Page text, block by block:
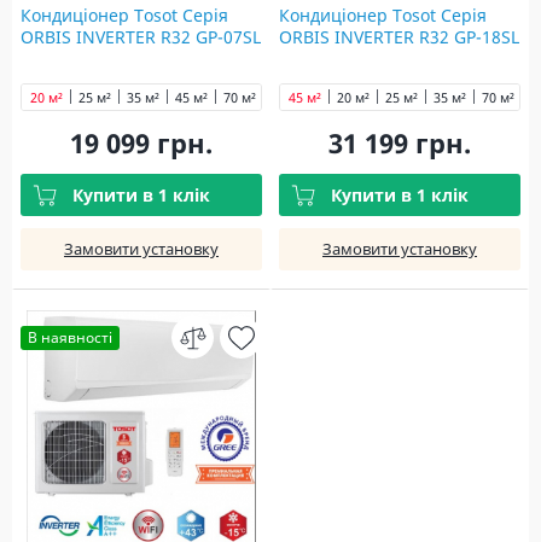
Кондиціонер Tosot Серія
ORBIS INVERTER R32 GP-07SL
20 м² 25 м² 35 м² 45 м² 70 м²
19 099 грн.
Купити в 1 клік
Замовити установку
Кондиціонер Tosot Серія
ORBIS INVERTER R32 GP-18SL
20 м² 25 м² 35 м²
45 м² 70 м²
31 199 грн.
Купити в 1 клік
Замовити установку
В наявності